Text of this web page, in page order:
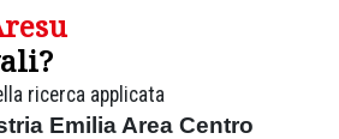
ricerca applicata
Emilia Area Centro